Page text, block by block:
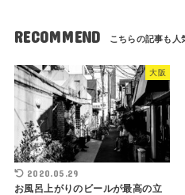
RECOMMEND
大阪
2020.05.29
お風呂上がりのビールが最高の立